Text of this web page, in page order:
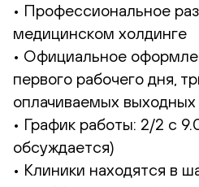
• Профессиональное
медицинском холдинге
• Официальное
первого рабочего дня,
оплачиваемых выходных
• График работы: 2/2 с
обсуждается)
• Клиники находятся в